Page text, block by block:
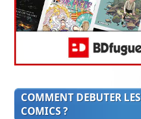
COMMENT DEBUTER LES
COMICS ?